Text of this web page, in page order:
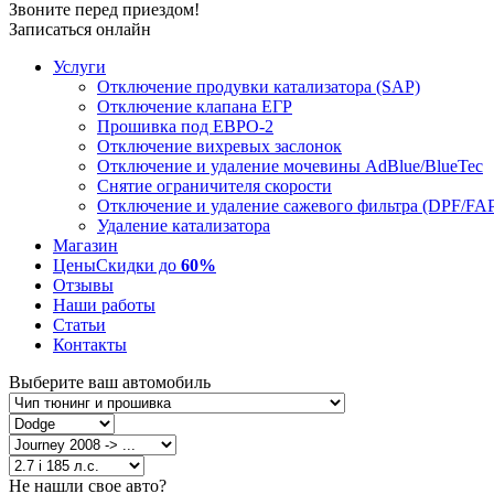
Звоните перед приездом!
Записаться онлайн
Услуги
Отключение продувки катализатора (SAP)
Отключение клапана ЕГР
Прошивка под ЕВРО-2
Отключение вихревых заслонок
Отключение и удаление мочевины AdBlue/BlueTec
Снятие ограничителя скорости
Отключение и удаление сажевого фильтра (DPF/
Удаление катализатора
Магазин
ЦеныСкидки до 60%
Отзывы
Наши работы
Статьи
Контакты
Выберите ваш автомобиль
Не нашли свое авто?